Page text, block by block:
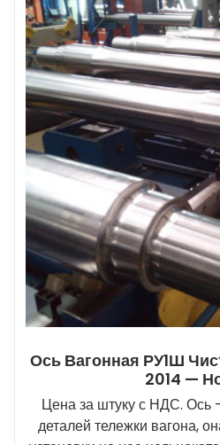
Ось Вагонная РУ1Ш
2014 —
Цена за штуку с НДС. Ось
деталей тележки вагона,